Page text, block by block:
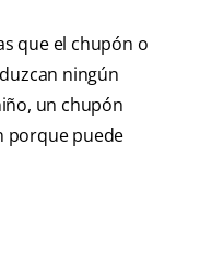
que el chupón o
ningún
un chupón
porque puede